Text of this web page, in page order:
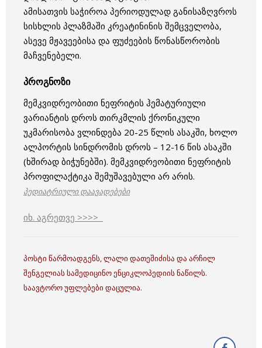
ამისათვის საჭიროა პერიოდულად განისაზღვროს
სისხლის პლაზმაში კრეატინინის შემცველობა,
ასევე მჟავეებისა და ფუძეების წონასწორობის
მაჩვენებელი.
პროგნოზი
მემკვიდრეობითი ნეფრიტის ჰემატურიული
ვარიანტის დროს თირკმლის ქრონიკული
უკმარისობა ვლინდება 20-25 წლის ასაკში, ხოლო
ალპორტის სინდრომის დროს – 12-16 წის ასაკში
(ხშირად ბიჭუნებში). მემკვიდრეობითი ნეფრიტის
პროფილაქტიკა შემუშავებული არ არის.
პედიატრიული დაავადებები
იხ. აგრეთვე >>>>
პოსტი წარმოადგენს, ლალი დათეშიძისა და არჩილ
შენგელიას სამედიცინო ენციკლოპედიის ნაწილს.
საავტორო უფლებები დაცულია.